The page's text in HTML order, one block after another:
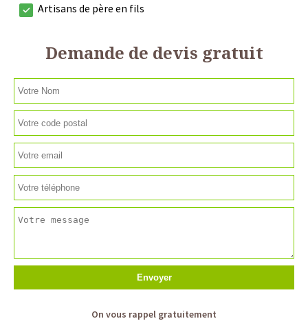
Artisans de père en fils
Demande de devis gratuit
On vous rappel gratuitement